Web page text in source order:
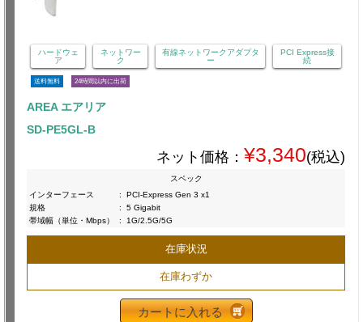
ハードウェ
ア
ネットワー
ク
有線ネットワークアダプタ
ー
PCI Express接
続
送料無料 24時間以内に出荷
AREA エアリア
SD-PE5GL-B
ネット価格： ¥3,340(税込)
スペック
インターフェース
:
PCI-Express Gen 3 x1
規格
:
5 Gigabit
帯域幅（単位・Mbps）
: 1G/2.5G/5G
在庫状況
在庫わずか
カートに入れる